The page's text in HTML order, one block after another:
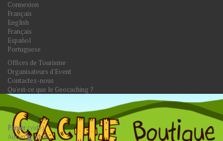
Connexion
Français
English
Français
Español
Portuguese
Offices de Tourisme
Organisateurs d'Event
Contactez-nous
Qu'est-ce que le Geocaching ?
Panier(vide)
Aucun produit